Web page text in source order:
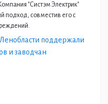
"Систэм Электрик"
подход, совместив его с